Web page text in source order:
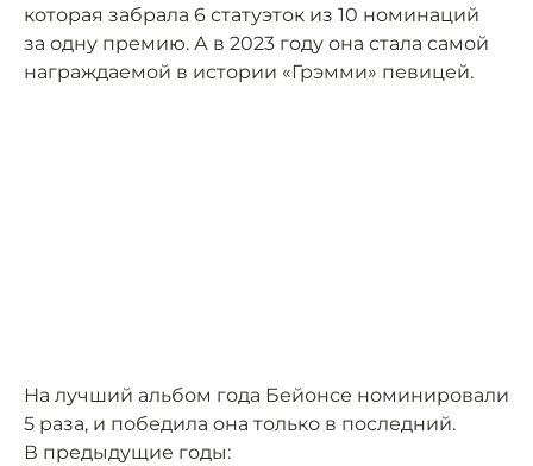
которая забрала 6 статуэток из 10 номинаций
за одну премию. А в 2023 году она стала самой
награждаемой в истории «Грэмми» певицей.
На лучший альбом года Бейонсе номинировали
5 раза, и победила она только в последний.
В предыдущие годы: